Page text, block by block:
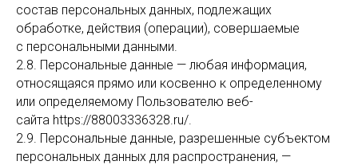
состав персональных данных, подлежащих
обработке, действия (операции), совершаемые
с персональными данными.
2.8. Персональные данные — любая информация,
относящаяся прямо или косвенно к определенному
или определяемому Пользователю веб-
сайта https://88003336328.ru/.
2.9. Персональные данные, разрешенные субъектом
персональных данных для распространения, —